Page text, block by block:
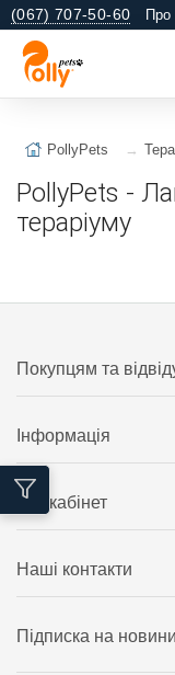
(067) 707-50-60 Про
PollyPets
PollyPets -
тераріуму
Покупцям та
Інформація
Мій кабінет
Наші контакти
Підписка на новини